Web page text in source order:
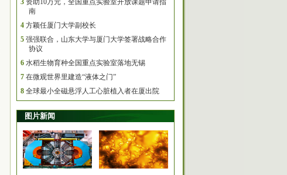
3 资助10万元，全国重点实验室开放课题申请指
南
4 方颖任厦门大学副校长
5 强强联合，山东大学与厦门大学签署战略合作
协议
6 水稻生物育种全国重点实验室落地无锡
7 在微观世界里建造“液体之门”
8 全球最小全磁悬浮人工心脏植入者在厦出院
图片新闻